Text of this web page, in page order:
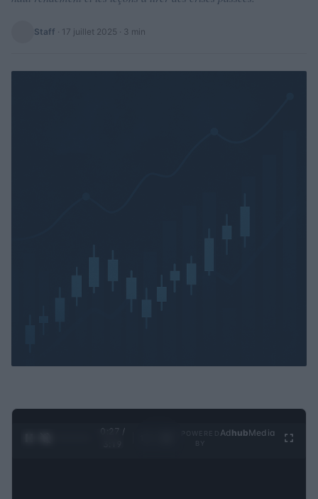
Staff · 17 juillet 2025 · 3 min
0:28 /
Ad hubMedia